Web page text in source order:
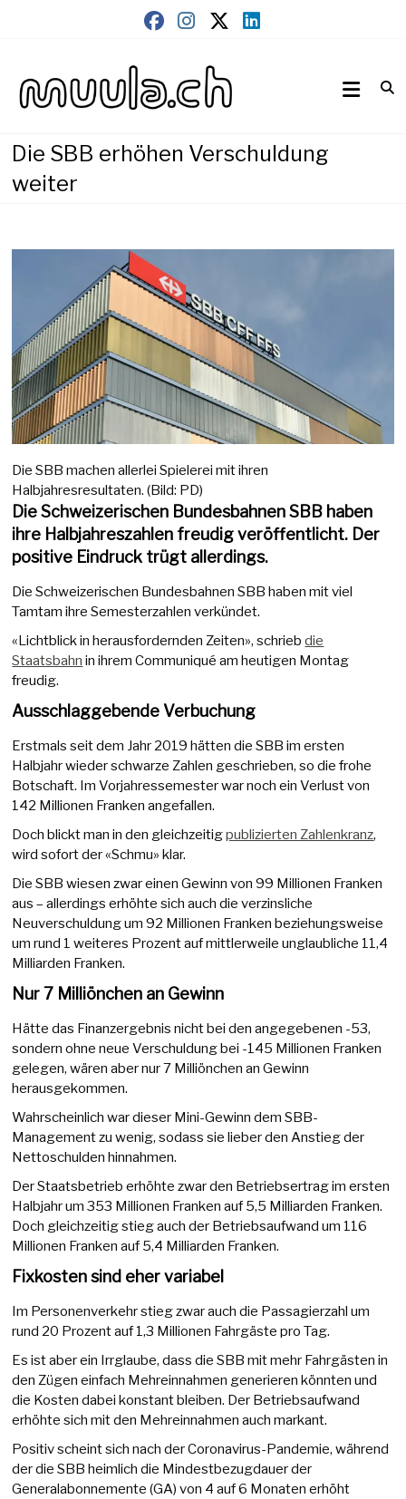
muula.ch
Die SBB erhöhen Verschuldung
weiter
Die SBB machen allerlei Spielerei mit ihren
Halbjahresresultaten. (Bild: PD)
Die Schweizerischen Bundesbahnen SBB haben
ihre Halbjahreszahlen freudig veröffentlicht. Der
positive Eindruck trügt allerdings.
Die Schweizerischen Bundesbahnen SBB haben mit viel
Tamtam ihre Semesterzahlen verkündet.
«Lichtblick in herausfordernden Zeiten», schriebdie
Staatsbahn in ihrem Communiqué am heutigen Montag
freudig.
Ausschlaggebende Verbuchung
Erstmals seit dem Jahr 2019 hätten die SBB im ersten
Halbjahr wieder schwarze Zahlen geschrieben, so die frohe
Botschaft. Im Vorjahressemester war noch ein Verlust von
142 Millionen Franken angefallen.
Doch blickt man in den gleichzeitigpublizierten Zahlenkranz,
wird sofort der «Schmu» klar.
Die SBB wiesen zwar einen Gewinn von 99 Millionen Franken
aus – allerdings erhöhte sich auch die verzinsliche
Neuverschuldung um 92 Millionen Franken beziehungsweise
um rund 1 weiteres Prozent auf mittlerweile unglaubliche 11,4
Milliarden Franken.
Nur 7 Milliönchen an Gewinn
Hätte das Finanzergebnis nicht bei den angegebenen -53,
sondern ohne neue Verschuldung bei -145 Millionen Franken
gelegen, wären aber nur 7 Milliönchen an Gewinn
herausgekommen.
Wahrscheinlich war dieser Mini-Gewinn dem SBB-
Management zu wenig, sodass sie lieber den Anstieg der
Nettoschulden hinnahmen.
Der Staatsbetrieb erhöhte zwar den Betriebsertrag im ersten
Halbjahr um 353 Millionen Franken auf 5,5 Milliarden Franken.
Doch gleichzeitig stieg auch der Betriebsaufwand um 116
Millionen Franken auf 5,4 Milliarden Franken.
Fixkosten sind eher variabel
Im Personenverkehr stieg zwar auch die Passagierzahl um
rund 20 Prozent auf 1,3 Millionen Fahrgäste pro Tag.
Es ist aber ein Irrglaube, dass die SBB mit mehr Fahrgästen in
den Zügen einfach Mehreinnahmen generieren könnten und
die Kosten dabei konstant bleiben. Der Betriebsaufwand
erhöhte sich mit den Mehreinnahmen auch markant.
Positiv scheint sich nach der Coronavirus-Pandemie, während
der die SBB heimlich die Mindestbezugdauer der
Generalabonnemente (GA) von 4 auf 6 Monaten erhöht